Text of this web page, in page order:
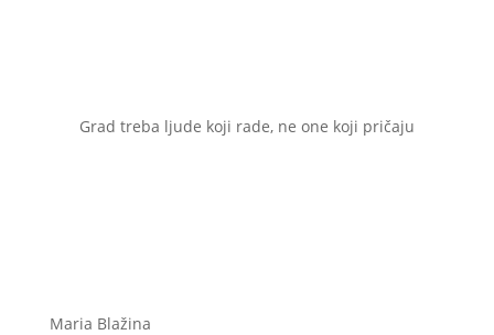
Grad treba ljude koji rade, ne one koji pričaju
Maria Blažina